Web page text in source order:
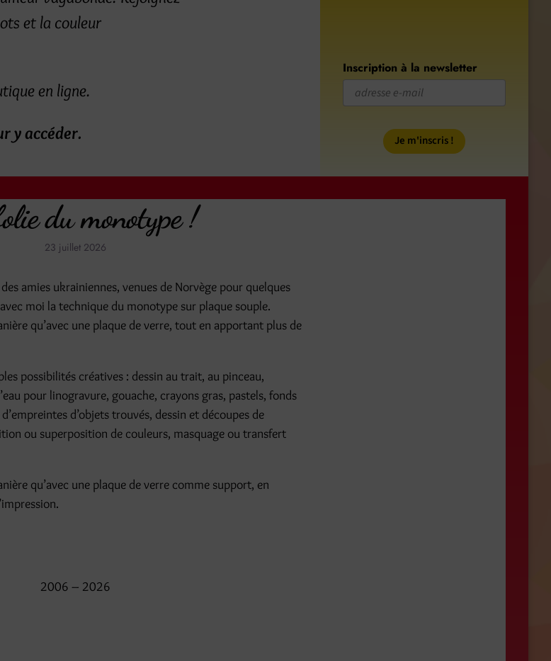
et la couleur
en ligne.
y accéder.
Inscription à la newsletter
du monotype !
23 juillet 2026
amies ukrainiennes, venues de Norvège pour quelques
moi la technique du monotype sur plaque souple.
qu’avec une plaque de verre, tout en apportant plus de
possibilités créatives : dessin au trait, au pinceau,
pour linogravure, gouache, crayons gras, pastels, fonds
d’objets trouvés, dessin et découpes de
ou superposition de couleurs, masquage ou transfert
qu’avec une plaque de verre comme support, en
2006 – 2026